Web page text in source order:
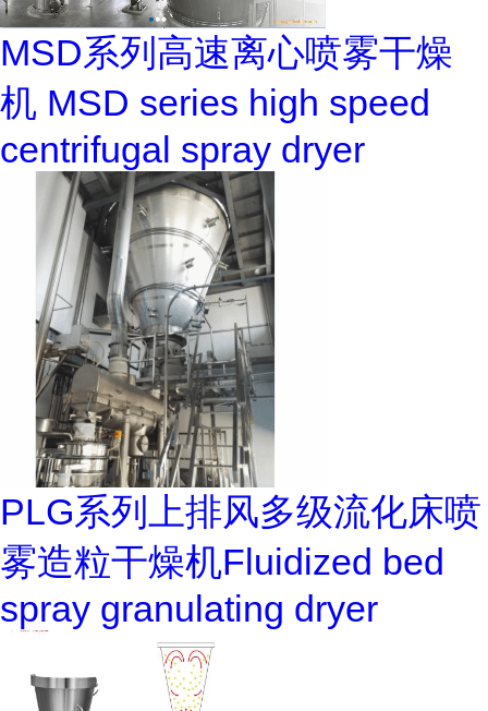
MSD系列高速离心喷雾干燥
机 MSD series high speed
centrifugal spray dryer
PLG系列上排风多级流化床喷
雾造粒干燥机Fluidized bed
spray granulating dryer